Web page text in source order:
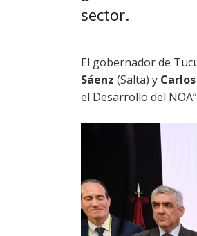
sector.
El gobernador de
Sáenz (Salta) y
el Desarrollo del